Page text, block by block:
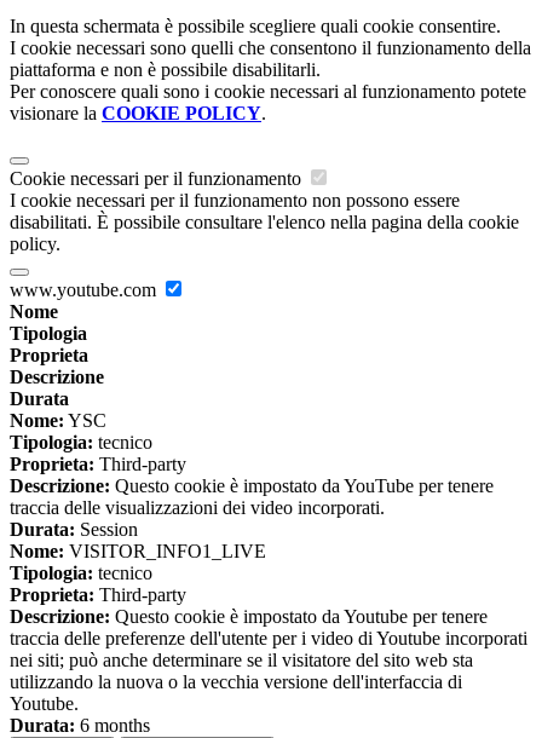
In questa schermata è possibile scegliere quali cookie consentire.
I cookie necessari sono quelli che consentono il funzionamento della
piattaforma e non è possibile disabilitarli.
Per conoscere quali sono i cookie necessari al funzionamento potete
visionare la COOKIE POLICY.
Cookie necessari per il funzionamento
I cookie necessari per il funzionamento non possono essere
disabilitati. È possibile consultare l'elenco nella pagina della cookie
policy.
www.youtube.com
Nome
Tipologia
Proprieta
Descrizione
Durata
Nome: YSC
Tipologia: tecnico
Proprieta: Third-party
Descrizione: Questo cookie è impostato da YouTube per tenere
traccia delle visualizzazioni dei video incorporati.
Durata: Session
Nome: VISITOR_INFO1_LIVE
Tipologia: tecnico
Proprieta: Third-party
Descrizione: Questo cookie è impostato da Youtube per tenere
traccia delle preferenze dell'utente per i video di Youtube incorporati
nei siti; può anche determinare se il visitatore del sito web sta
utilizzando la nuova o la vecchia versione dell'interfaccia di
Youtube.
Durata: 6 months